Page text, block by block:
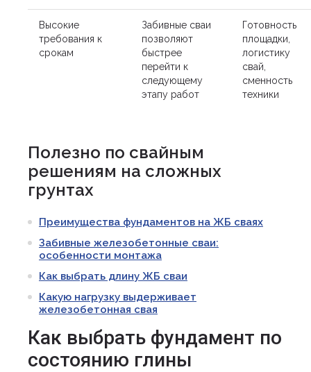
Высокие
требования к
срокам
Забивные сваи
позволяют
быстрее
перейти к
следующему
этапу работ
Готовность
площадки,
логистику
свай,
сменность
техники
Полезно по свайным
решениям на сложных
грунтах
Преимущества фундаментов на ЖБ сваях
Забивные железобетонные сваи:
особенности монтажа
Как выбрать длину ЖБ сваи
Какую нагрузку выдерживает
железобетонная свая
Как выбрать фундамент по
состоянию глины